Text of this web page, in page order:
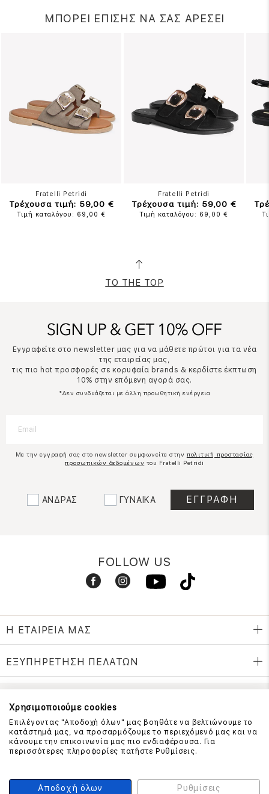
ΜΠΟΡΕΙ ΕΠΙΣΗΣ ΝΑ ΣΑΣ ΑΡΕΣΕΙ
Fratelli Petridi
Τρέχουσα τιμή: 59,00 €
Τιμή καταλόγου: 69,00 €
Fratelli Petridi
Τρέχουσα τιμή: 59,00 €
Τιμή καταλόγου: 69,00 €
TO THE TOP
Εγγραφείτε στο newsletter μας για να μάθετε πρώτοι για τα νέα
της εταιρείας μας,
τις πιο hot προσφορές σε κορυφαία brands & κερδίστε έκπτωση
10% στην επόμενη αγορά σας.
*Δεν συνδυάζεται με άλλη προωθητική ενέργεια
Με την εγγραφή σας στο newsletter συμφωνείτε στην πολιτική προστασίας
προσωπικών δεδομένων του Fratelli Petridi
ΑΝΔΡΑΣ ΓΥΝΑΙΚΑ
FOLLOW US
Η ΕΤΑΙΡΕΙΑ ΜΑΣ
ΕΞΥΠΗΡΕΤΗΣΗ ΠΕΛΑΤΩΝ
ΕΠΙΚΟΙΝΩΝΗΣΤΕ ΜΑΖΙ ΜΑΣ
210 999 4510
(Χρεώση μια αστική μονάδα από σταθερό)
ΑΣΦΑΛΕΙΑ ΣΥΝΑΛΛΑΓΩΝ
Χρησιμοποιούμε cookies
Επιλέγοντας "Αποδοχή όλων" μας βοηθάτε να βελτιώνουμε το
κατάστημά μας, να προσαρμόζουμε το περιεχόμενό μας και να
κάνουμε την επικοινωνία μας πιο ενδιαφέρουσα. Για
περισσότερες πληροφορίες πατήστε Ρυθμίσεις.
Αποδοχή όλων Ρυθμίσεις